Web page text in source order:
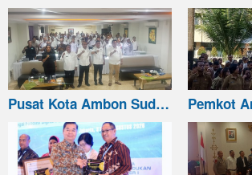
Pusat Kota Ambon Sud… Pemkot